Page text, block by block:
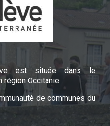
est située dans le
région Occitanie.
de communes du